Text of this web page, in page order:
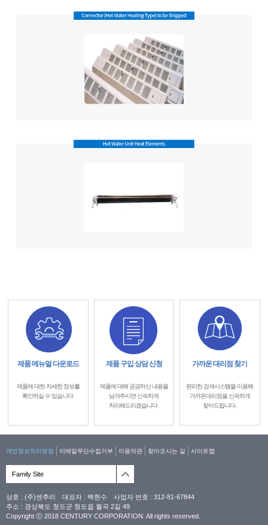
제품 메뉴얼 다운로드
제품에 대한 자세한 정보를
확인하실 수 있습니다.
제품 구입 상담 신청
제품에 대해 궁금하신 내용을
남겨주시면 신속하게
처리해드리겠습니다.
가까운 대리점 찾기
편리한 검색시스템을 이용해
가까운대리점을 신속하게
찾아드립니다.
개인정보처리방침 이메일무단수집거부 이용약관 찾아오시는 길 사이트맵
Family Site
상호 : (주)센추리 대표자 : 백현수 사업자 번호 : 312-81-67844
주소 : 경상북도 청도군 청도읍 월곡 2길 49
Copyright ⓒ 2018 CENTURY CORPORATION. All rights reserved.